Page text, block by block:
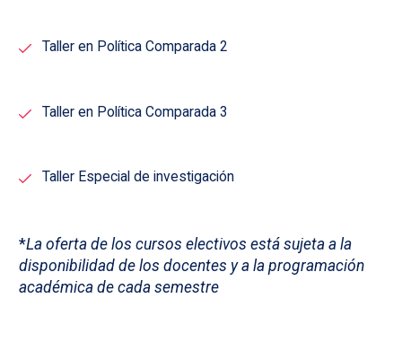
Taller en Política Comparada 2
Taller en Política Comparada 3
Taller Especial de investigación
*La oferta de los cursos electivos está sujeta a la
disponibilidad de los docentes y a la programación
académica de cada semestre